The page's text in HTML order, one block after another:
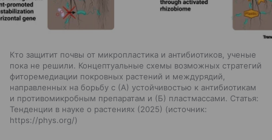
Кто защитит почвы от микропластика и антибиотиков, ученые
пока не решили. Концептуальные схемы возможных стратегий
фиторемедиации покровных растений и междурядий,
направленных на борьбу с (А) устойчивостью к антибиотикам
и противомикробным препаратам и (Б) пластмассами. Статья:
Тенденции в науке о растениях (2025)
источник:
https://phys.org/